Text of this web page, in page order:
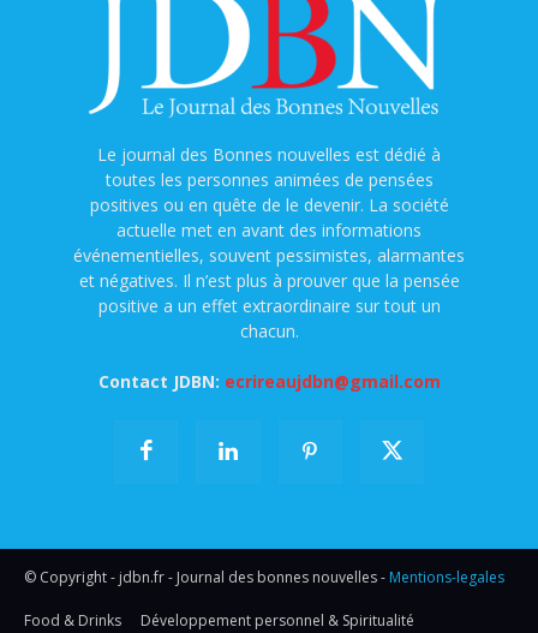
Le journal des Bonnes nouvelles est dédié à
toutes les personnes animées de pensées
positives ou en quête de le devenir. La société
actuelle met en avant des informations
événementielles, souvent pessimistes, alarmantes
et négatives. Il n’est plus à prouver que la pensée
positive a un effet extraordinaire sur tout un
chacun.
Contact JDBN: ecrireaujdbn@gmail.com
© Copyright - jdbn.fr - Journal des bonnes nouvelles - Mentions-legales
Food & Drinks Développement personnel & Spiritualité